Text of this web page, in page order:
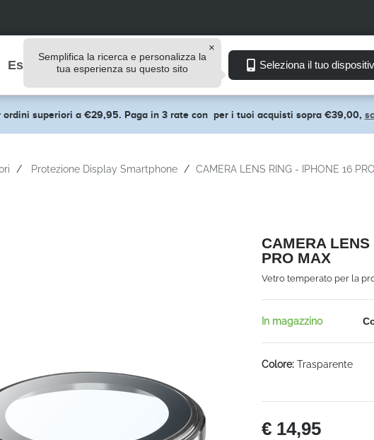
Esplora
Semplifica la ricerca e personalizza la
tua esperienza su questo sito
Seleziona il tuo
ordini superiori a €29,95. Paga in 3 rate con per i tuoi acquisti sopra €39,00,
Protezione Display Smartphone CAMERA LENS RING - IPHONE 16
CAMERA LENS
PRO MAX
Vetro temperato per la
In magazzino
Colore: Trasparente
€ 14,95